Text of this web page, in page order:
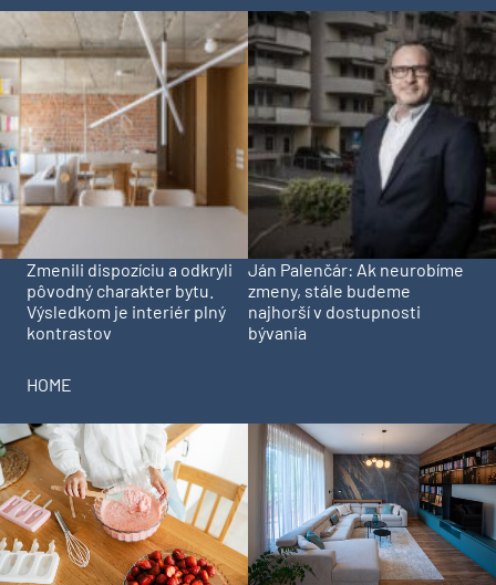
Zmenili dispozíciu a odkryli
pôvodný charakter bytu.
Výsledkom je interiér plný
kontrastov
Ján Palenčár: Ak neurobíme
zmeny, stále budeme
najhorší v dostupnosti
bývania
HOME